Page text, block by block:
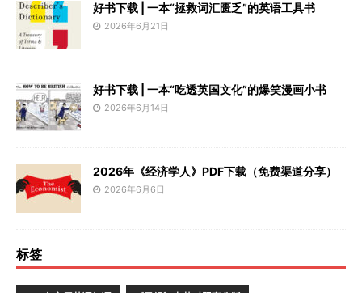
好书下载 | 一本“拯救词汇匮乏”的英语工具书
2026年6月21日
好书下载 | 一本“吃透英国文化”的爆笑漫画小书
2026年6月14日
2026年《经济学人》PDF下载（免费渠道分享）
2026年6月6日
标签